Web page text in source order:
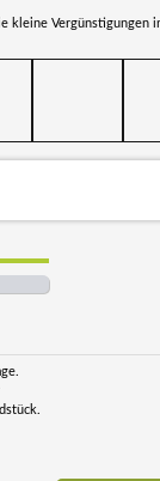
kleine Vergünstigungen